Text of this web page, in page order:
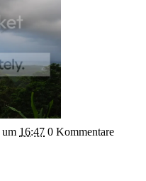
um 16:47 0 Kommentare